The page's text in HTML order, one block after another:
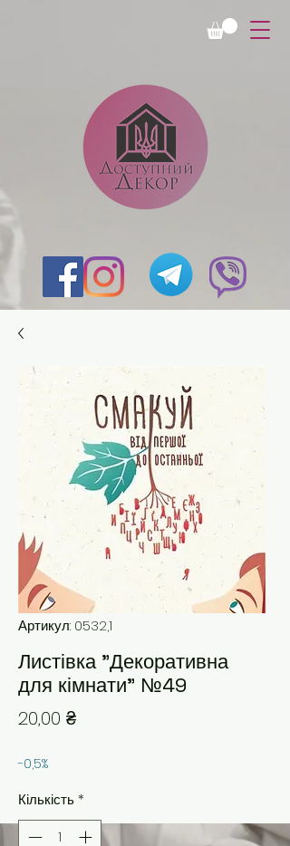
Артикул: 0532,1
Листівка "Декоративна
для кімнати" №49
20,00 ₴Ціна
-0,5%
Кількість*